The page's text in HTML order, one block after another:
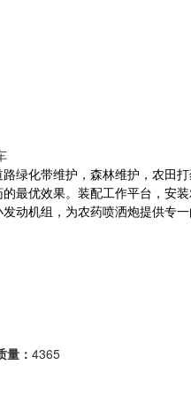
绿化带维护，森林维护，农田打
最优效果。装配工作平台，安
动机组，为农药喷洒炮提供专
量： 4365